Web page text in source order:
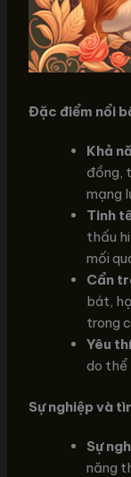
Đặc điểm nổi
Khả
đồng,
mạng
Tinh
thấu
mối
Cẩn
bát,
trong
Yêu
do thể
Sự nghiệp và
Sự
năng